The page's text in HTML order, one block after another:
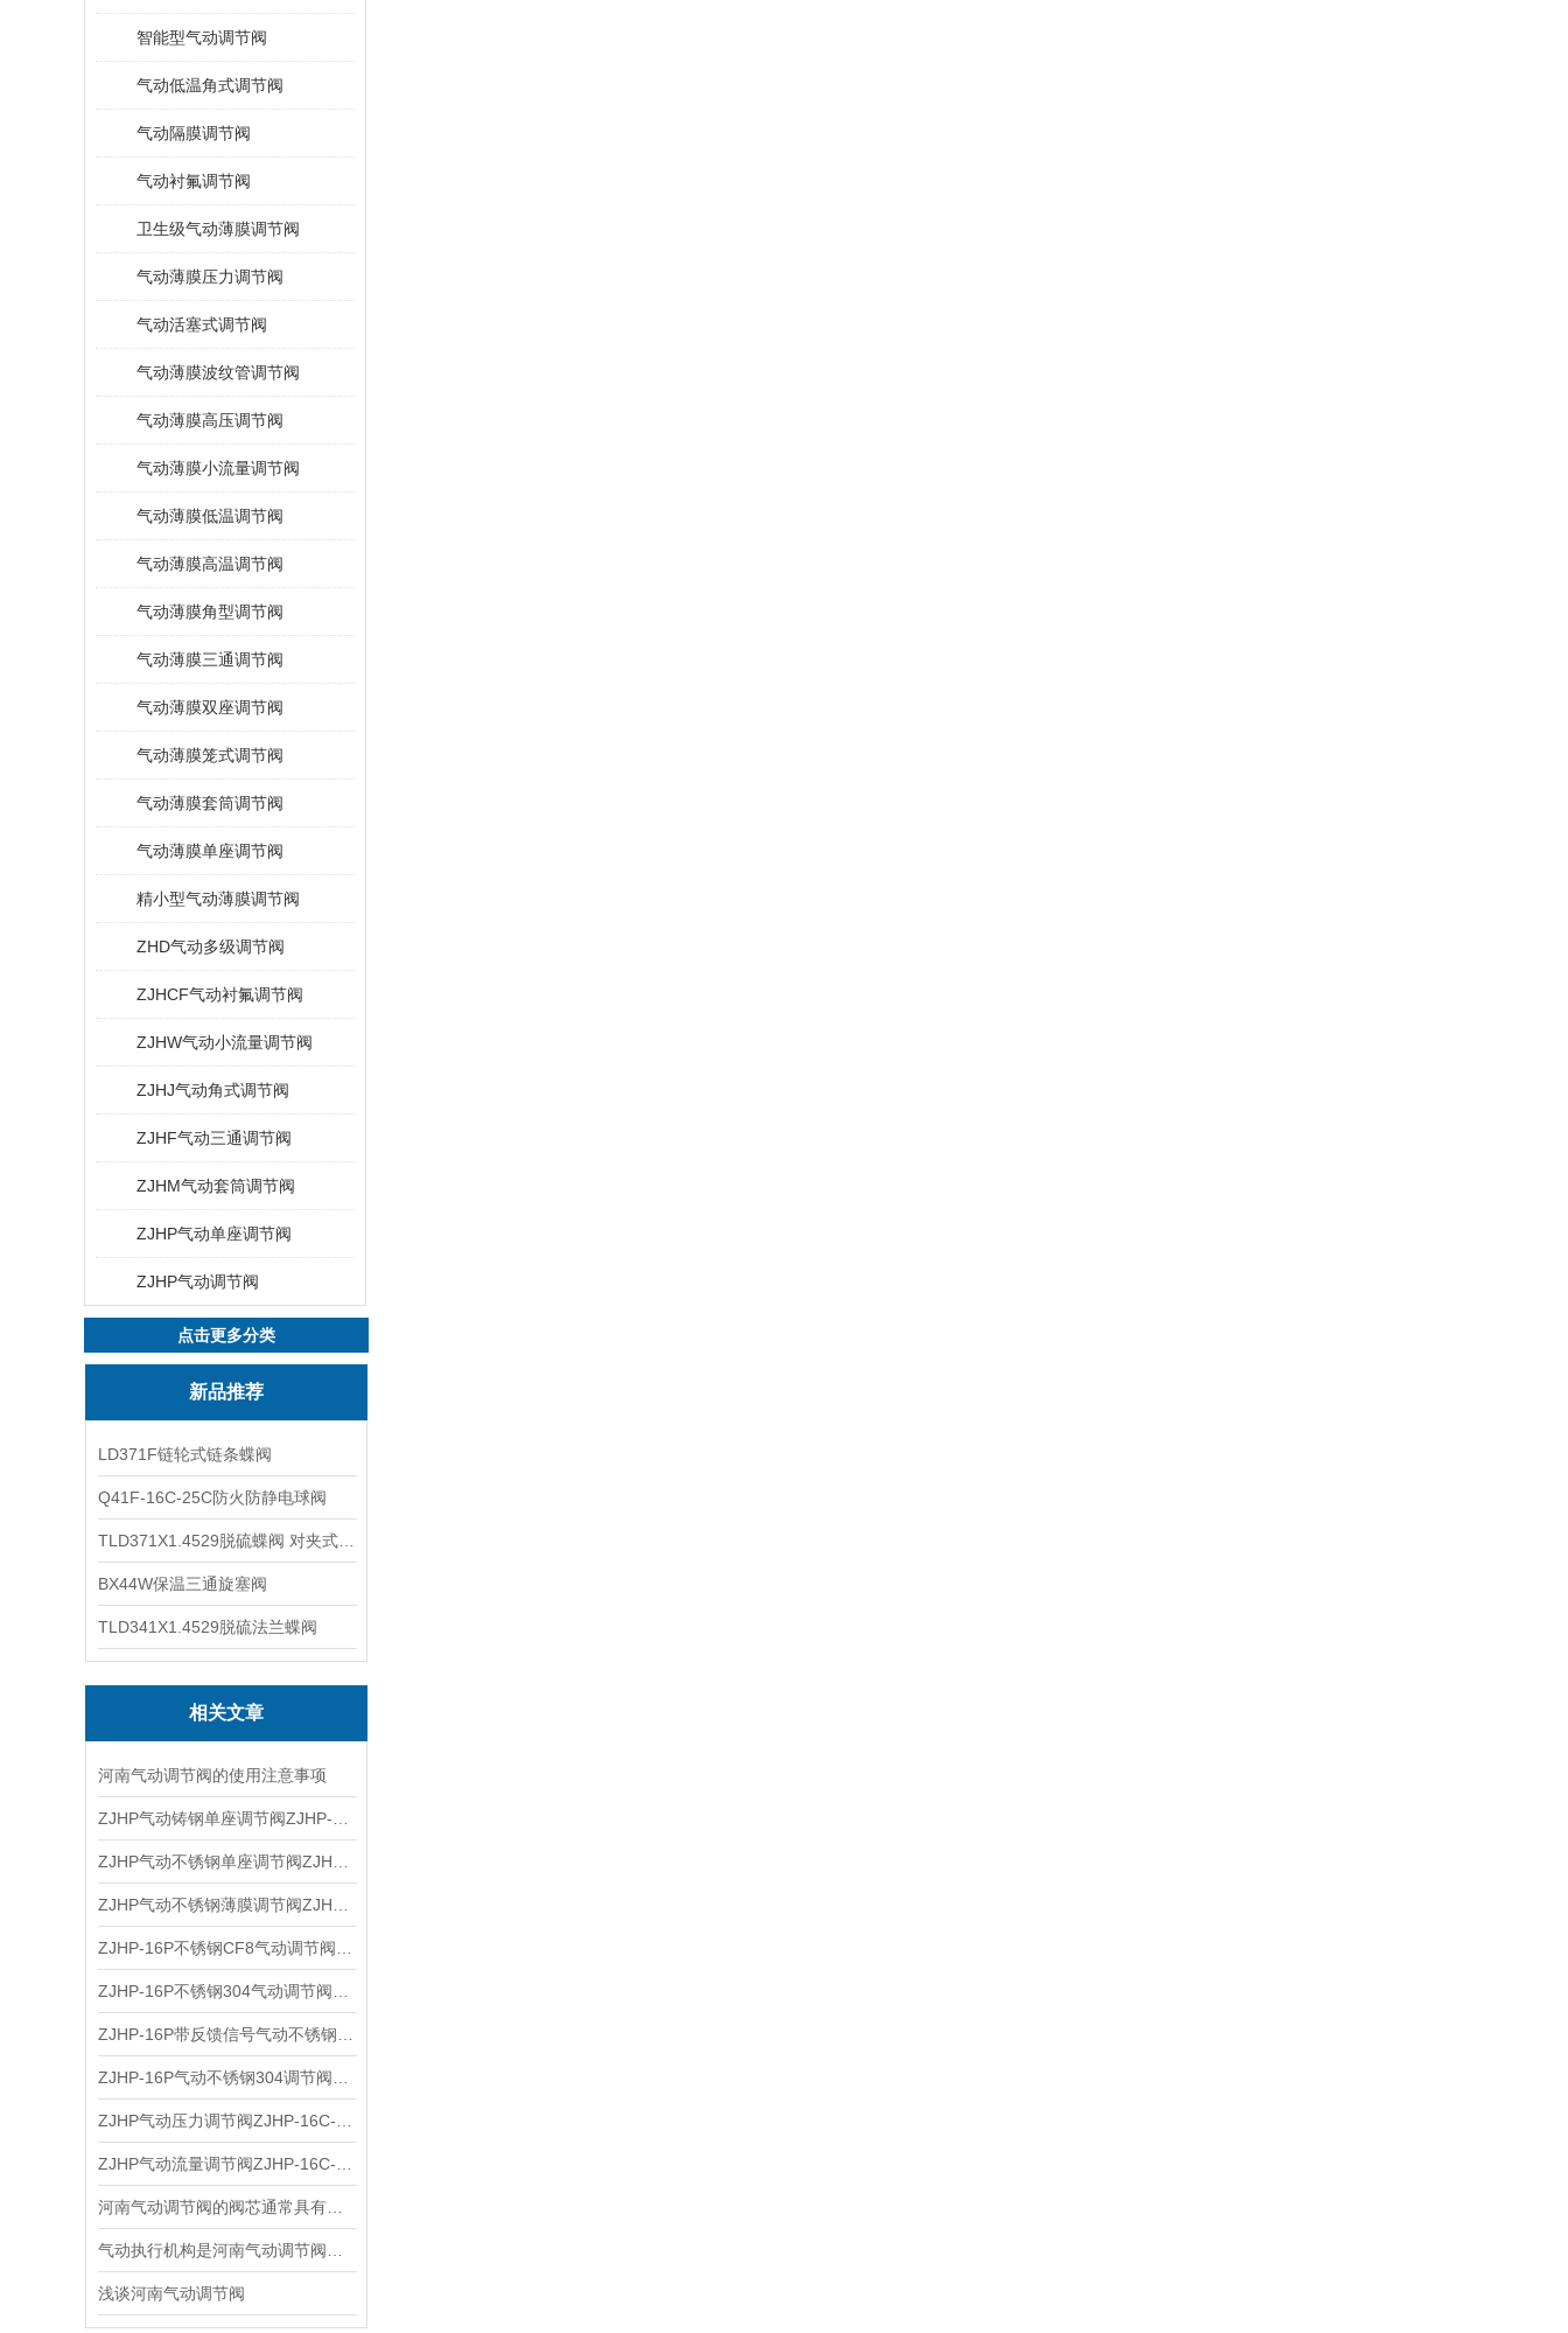
智能型气动调节阀
气动低温角式调节阀
气动隔膜调节阀
气动衬氟调节阀
卫生级气动薄膜调节阀
气动薄膜压力调节阀
气动活塞式调节阀
气动薄膜波纹管调节阀
气动薄膜高压调节阀
气动薄膜小流量调节阀
气动薄膜低温调节阀
气动薄膜高温调节阀
气动薄膜角型调节阀
气动薄膜三通调节阀
气动薄膜双座调节阀
气动薄膜笼式调节阀
气动薄膜套筒调节阀
气动薄膜单座调节阀
精小型气动薄膜调节阀
ZHD气动多级调节阀
ZJHCF气动衬氟调节阀
ZJHW气动小流量调节阀
ZJHJ气动角式调节阀
ZJHF气动三通调节阀
ZJHM气动套筒调节阀
ZJHP气动单座调节阀
ZJHP气动调节阀
点击更多分类
新品推荐
LD371F链轮式链条蝶阀
Q41F-16C-25C防火防静电球阀
BX44W保温三通旋塞阀
TLD341X1.4529脱硫法兰蝶阀
相关文章
河南气动调节阀的使用注意事项
浅谈河南气动调节阀